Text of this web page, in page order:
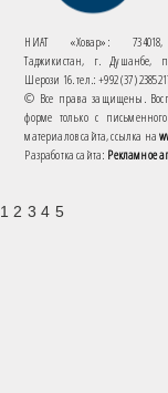
НИАТ «Ховар»: 734018,
Таджикистан, г. Душанбе,
Шерози 16. тел.: +992 (37)
© Все права защищены.
форме только с
материалов сайта, ссылка на
Разработка сайта: Рекламное
1 2 3 4 5